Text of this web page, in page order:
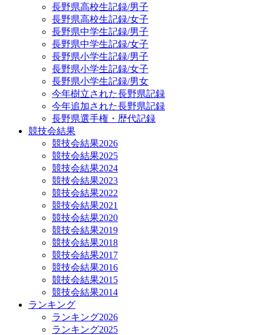
長野県高校生記録/男子
長野県高校生記録/女子
長野県中学生記録/男子
長野県中学生記録/女子
長野県小学生記録/男子
長野県小学生記録/女子
長野県小学生記録/男女
今年樹立された長野県記録
今年追加された長野県記録
長野県選手権・歴代記録
競技会結果
競技会結果2026
競技会結果2025
競技会結果2024
競技会結果2023
競技会結果2022
競技会結果2021
競技会結果2020
競技会結果2019
競技会結果2018
競技会結果2017
競技会結果2016
競技会結果2015
競技会結果2014
ランキング
ランキング2026
ランキング2025